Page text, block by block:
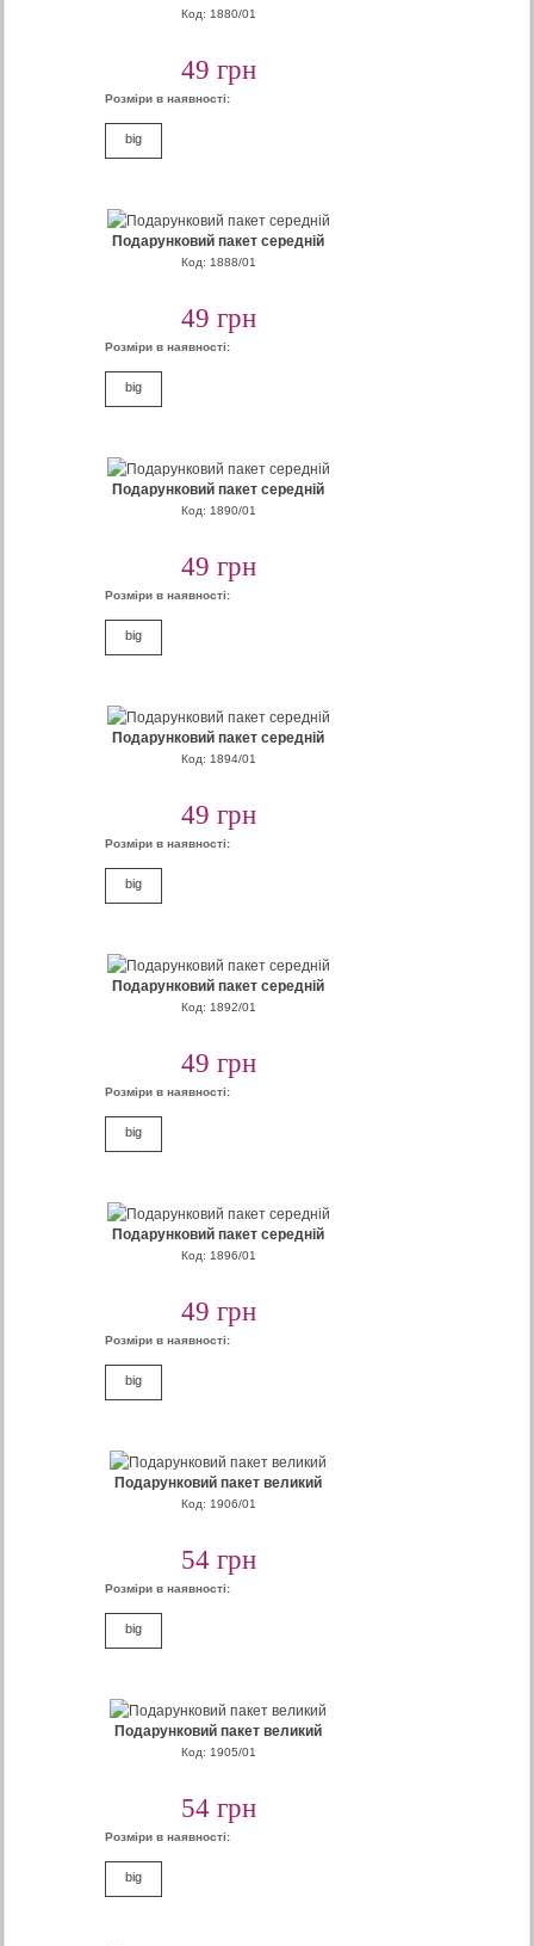
Код: 1880/01
49 грн
Розміри в наявності:
big
Подарунковий пакет середній
Код: 1888/01
49 грн
Розміри в наявності:
big
Подарунковий пакет середній
Код: 1890/01
49 грн
Розміри в наявності:
big
Подарунковий пакет середній
Код: 1894/01
49 грн
Розміри в наявності:
big
Подарунковий пакет середній
Код: 1892/01
49 грн
Розміри в наявності:
big
Подарунковий пакет середній
Код: 1896/01
49 грн
Розміри в наявності:
big
Подарунковий пакет великий
Код: 1906/01
54 грн
Розміри в наявності:
big
Подарунковий пакет великий
Код: 1905/01
54 грн
Розміри в наявності:
big